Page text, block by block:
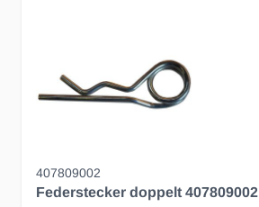
407809002
Federstecker doppelt 407809002